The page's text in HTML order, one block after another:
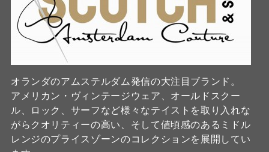
オランダのアムステルダム発信の大注目ブランド。
アメリカン・ヴィンテージウェア、オールドスクー
ル、ロック、サーフなど様々なテイストを取り入れな
がらクオリティーの高い、そして値頃感のあるミドル
レンジのプライスゾーンのコレクションを展開してい